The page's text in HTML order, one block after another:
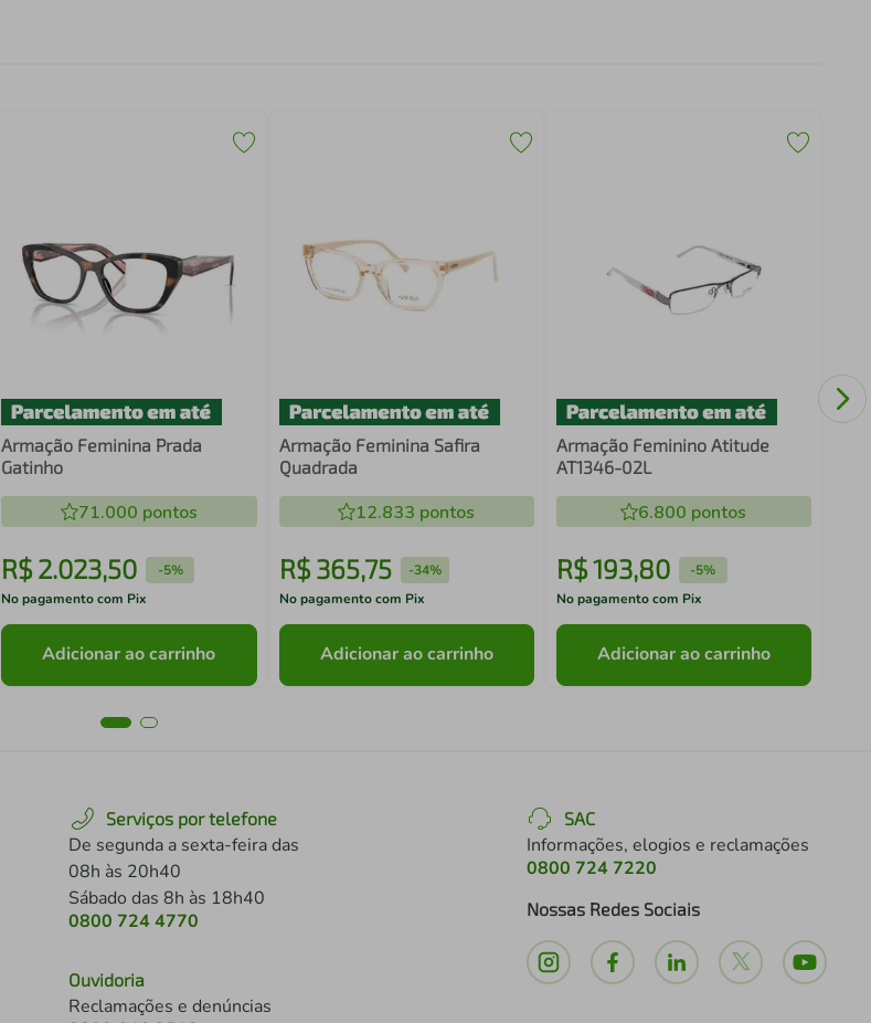
Armação Feminina Prada
Gatinho
71.000 pontos
R$2.023,50 -5%
No pagamento com Pix
Adicionar ao carrinho
Armação Feminina Safira
Quadrada
12.833 pontos
R$ 365,75 -34%
No pagamento com Pix
Adicionar ao carrinho
Armação Feminino Atitude
AT1346-02L
6.800 pontos
R$193,80 -5%
No pagamento com Pix
Adicionar ao carrinho
Serviços por telefone
De segunda a sexta-feira das
08h às 20h40
Sábado das 8h às 18h40
0800 724 4770
Ouvidoria
Reclamações e denúncias
SAC
Informações, elogios e reclamações
0800 724 7220
Nossas Redes Sociais